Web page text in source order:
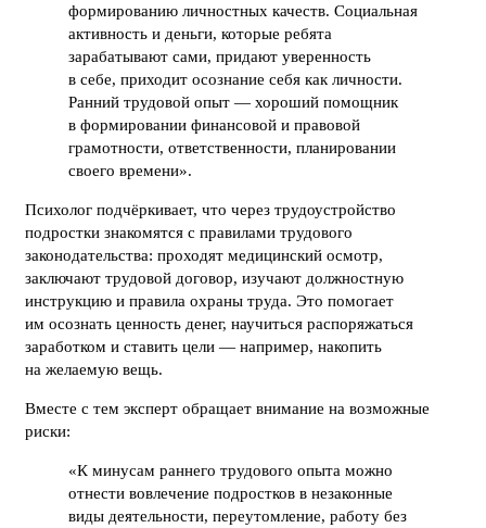
формированию личностных качеств. Социальная
активность и деньги, которые ребята
зарабатывают сами, придают уверенность
в себе, приходит осознание себя как личности.
Ранний трудовой опыт — хороший помощник
в формировании финансовой и правовой
грамотности, ответственности, планировании
своего времени».
Психолог подчёркивает, что через трудоустройство
подростки знакомятся с правилами трудового
законодательства: проходят медицинский осмотр,
заключают трудовой договор, изучают должностную
инструкцию и правила охраны труда. Это помогает
им осознать ценность денег, научиться распоряжаться
заработком и ставить цели — например, накопить
на желаемую вещь.
Вместе с тем эксперт обращает внимание на возможные
риски:
«К минусам раннего трудового опыта можно
отнести вовлечение подростков в незаконные
виды деятельности, переутомление, работу без